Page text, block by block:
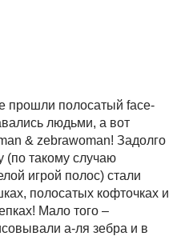
прошли полосатый face-
людьми, а вот
& zebrawoman! Задолго
(по такому случаю
игрой полос) стали
полосатых кофточках и
Мало того –
а-ля зебра и в